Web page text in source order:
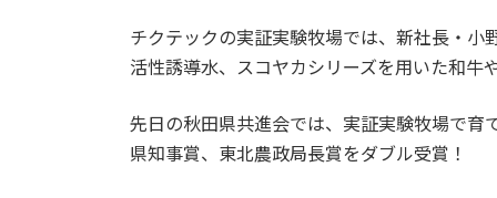
チクテックの実証実験牧場では、新社長・小
活性誘導水、スコヤカシリーズを用いた和牛
先日の秋田県共進会では、実証実験牧場で育
県知事賞、東北農政局長賞をダブル受賞！